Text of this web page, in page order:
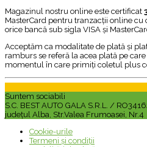
Magazinul nostru online este certificat
MasterCard pentru tranzacții online
orice bancă sub sigla VISA și
Acceptăm ca modalitate de plată şi
ramburs se referă la acea plată pe
momentul în care primiţi coletul plus
Suntem sociabili
S.C. BEST AUTO GALA S.R.L. /
județul Alba, Str.Valea Frumoasei, Nr.4
Cookie-urile
Termeni și condiții